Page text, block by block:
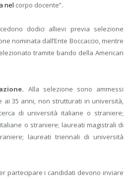
nel corpo docente”.
dodici allievi previa selezione
nominata dall’Ente Boccaccio, mentre
tramite bando della American
Alla selezione sono ammessi
35 anni, non strutturati in università,
di università italiane o straniere;
o straniere; laureati magistrali di
laureati triennali di università
partecipare i candidati devono inviare